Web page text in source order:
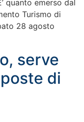
quanto emerso dal
Turismo di
28 agosto
serve
di